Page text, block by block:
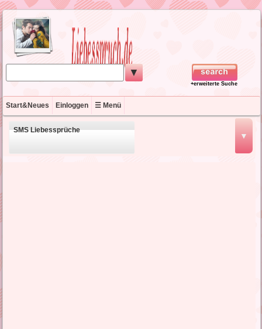
▼
+erweiterte Suche
Start&Neues Einloggen ☰ Menü
▼
SMS Liebessprüche